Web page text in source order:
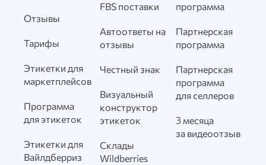
Отзывы
Тарифы
Этикетки для
маркетплейсов
Программа
для этикеток
Этикетки для
Вайлдберриз
FBS поставки
Автоответы на
отзывы
Честный знак
Визуальный
конструктор
этикеток
Склады
Wildberries
программа
Партнерская
программа
Партнерская
программа
для селлеров
3 месяца
за видеоотзыв